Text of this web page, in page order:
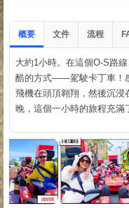
概要 文件 流程
大約1小時。在這個O-S路
酷的方式——駕駛卡丁車！
飛機在頭頂翱翔，然後沉浸
晚，這個一小時的旅程充滿